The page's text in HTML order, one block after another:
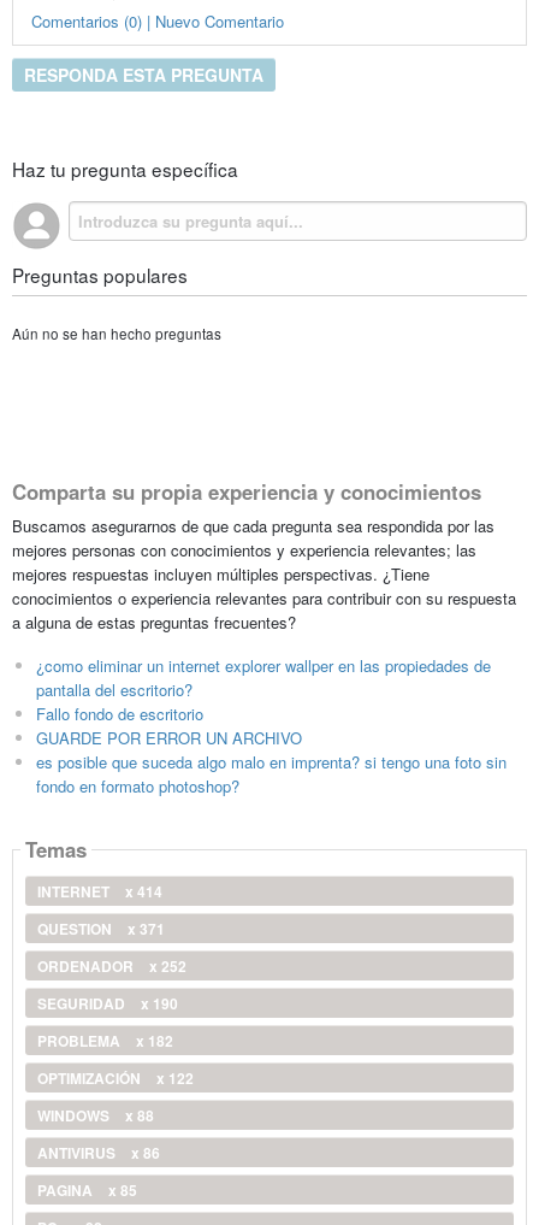
Comentarios (0) | Nuevo Comentario
RESPONDA ESTA PREGUNTA
Haz tu pregunta específica
Preguntas populares
Aún no se han hecho preguntas
Comparta su propia experiencia y conocimientos
Buscamos asegurarnos de que cada pregunta sea respondida por las
mejores personas con conocimientos y experiencia relevantes; las
mejores respuestas incluyen múltiples perspectivas. ¿Tiene
conocimientos o experiencia relevantes para contribuir con su respuesta
a alguna de estas preguntas frecuentes?
¿como eliminar un internet explorer wallper en las propiedades de
pantalla del escritorio?
Fallo fondo de escritorio
GUARDE POR ERROR UN ARCHIVO
es posible que suceda algo malo en imprenta? si tengo una foto sin
fondo en formato photoshop?
Temas
INTERNET
x 414
QUESTION
x 371
ORDENADOR
x 252
SEGURIDAD
x 190
PROBLEMA
x 182
OPTIMIZACIÓN
x 122
WINDOWS
x 88
ANTIVIRUS
x 86
PAGINA
x 85